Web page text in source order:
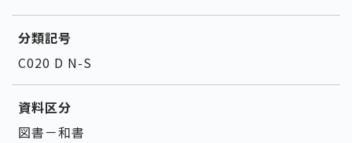
分類記号
C020 D N-S
資料区分
図書－和書